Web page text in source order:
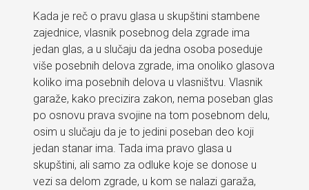
Kada je reč o pravu glasa u skupštini stambene
zajednice, vlasnik posebnog dela zgrade ima
jedan glas, a u slučaju da jedna osoba poseduje
više posebnih delova zgrade, ima onoliko glasova
koliko ima posebnih delova u vlasništvu. Vlasnik
garaže, kako precizira zakon, nema poseban glas
po osnovu prava svojine na tom posebnom delu,
osim u slučaju da je to jedini poseban deo koji
jedan stanar ima. Tada ima pravo glasa u
skupštini, ali samo za odluke koje se donose u
vezi sa delom zgrade, u kom se nalazi garaža,